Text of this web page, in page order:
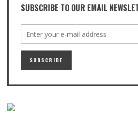
SUBSCRIBE TO OUR EMAIL